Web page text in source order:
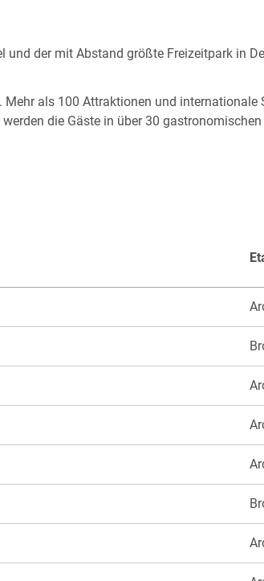
und der mit Abstand größte Freizeitpark in
als 100 Attraktionen und
die Gäste in über 30